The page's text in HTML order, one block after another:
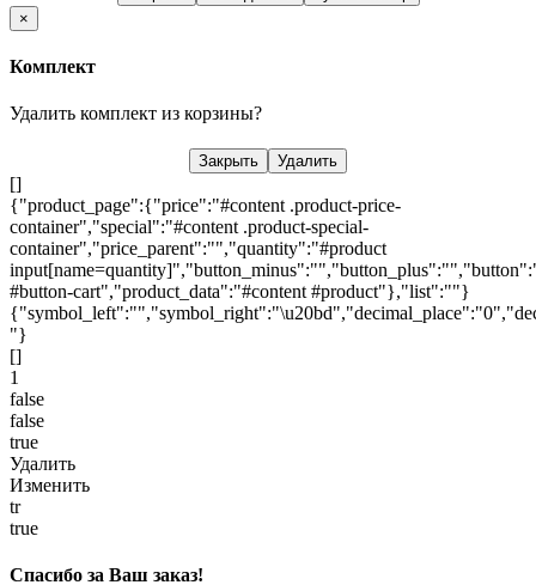
×
Комплект
Удалить комплект из корзины?
Закрыть Удалить
[]
{"product_page":{"price":"#content .product-price-
container","special":"#content .product-special-
container","price_parent":"","quantity":"#product
#button-cart","product_data":"#content #product"},"list":""}
"}
[]
1
false
false
true
Удалить
Изменить
tr
true
Спасибо за Ваш заказ!